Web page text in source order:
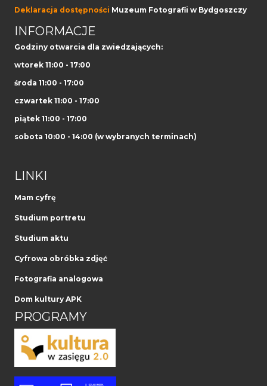
Deklaracja dostępności Muzeum Fotografii w Bydgoszczy
INFORMACJE
Godziny otwarcia dla zwiedzających:
wtorek 11:00 - 17:00
środa 11:00 - 17:00
czwartek 11:00 - 17:00
piątek 11:00 - 17:00
sobota 10:00 - 14:00 (w wybranych terminach)
LINKI
Mam cyfrę
Studium portretu
Studium aktu
Cyfrowa obróbka zdjęć
Fotografia analogowa
Dom kultury APK
PROGRAMY